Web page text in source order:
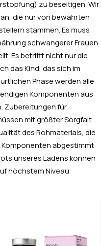
zu beseitigen. Wir
die nur von bewährten
stammen. Es muss
schwangerer Frauen
Es betrifft nicht nur die
das Kind, das sich im
Phase werden alle
Komponenten aus
Zubereitungen für
mit größter Sorgfalt
des Rohmaterials, die
Komponenten abgestimmt
unseres Ladens können
höchstem Niveau